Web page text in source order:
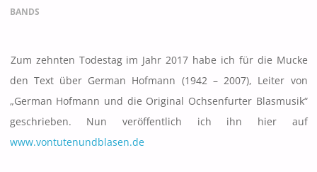
BANDS
Zum zehnten Todestag im Jahr 2017 habe ich für die Mucke
den Text über German Hofmann (1942 – 2007), Leiter von
„German Hofmann und die Original Ochsenfurter Blasmusik“
geschrieben. Nun veröffentlich ich ihn hier auf
www.vontutenundblasen.de